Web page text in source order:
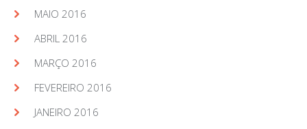
MAIO 2016
ABRIL 2016
MARÇO 2016
FEVEREIRO 2016
JANEIRO 2016